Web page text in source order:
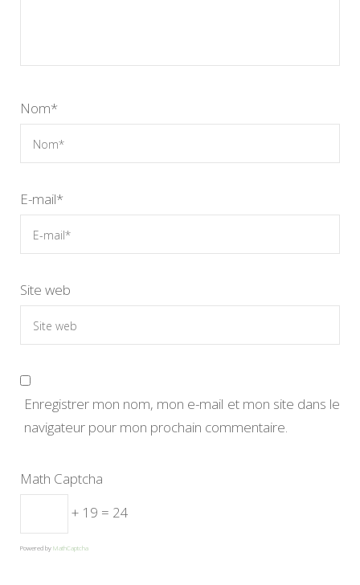
Nom*
E-mail*
Site web
Enregistrer mon nom, mon e-mail et mon site dans le
navigateur pour mon prochain commentaire.
Math Captcha
+ 19 = 24
Powered byMathCaptcha